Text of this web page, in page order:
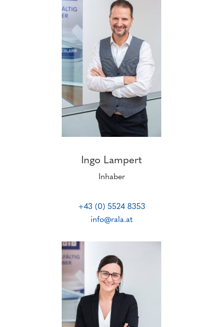
Ingo Lampert
Inhaber
+43 (0) 5524 8353
info@rala.at